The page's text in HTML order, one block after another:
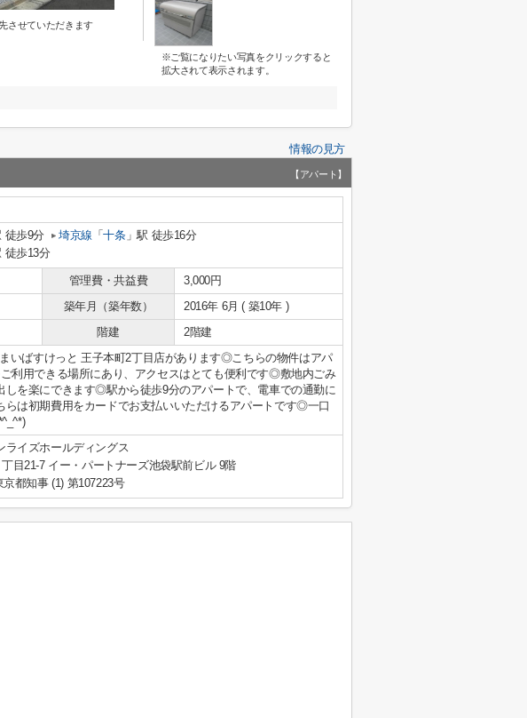
させていただきます
※ご覧になりたい写真をクリックすると
拡大されて表示されます。
情報の見方
【アパート】
徒歩9分 埼京線 「十条」駅 徒歩16分
徒歩13分
管理費・共益費
3,000円
築年月（築年数）
2016年 6月 ( 築10年 )
階建 2階建
いばすけっと 王子本町2丁目店があります◎こちらの物件はアパ
利用できる場所にあり、アクセスはとても便利です◎敷地内ごみ
しを楽にできます◎駅から徒歩9分のアパートで、電車での通勤に
は初期費用をカードでお支払いいただけるアパートです◎一口
イズホールディングス
目21-7 イー・パートナーズ池袋駅前ビル 9階
京都知事 (1) 第107223号